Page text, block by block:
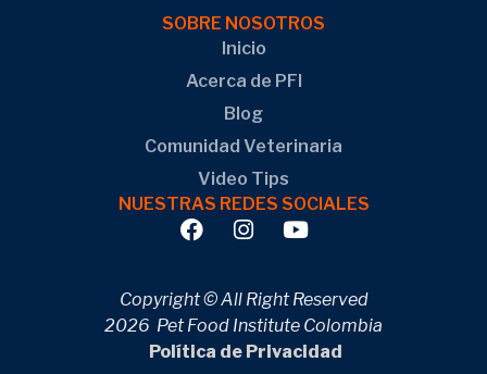
SOBRE NOSOTROS
Inicio
Acerca de PFI
Blog
Comunidad Veterinaria
Video Tips
NUESTRAS REDES SOCIALES
Copyright © All Right Reserved
2026 Pet Food Institute Colombia
Política de Privacidad